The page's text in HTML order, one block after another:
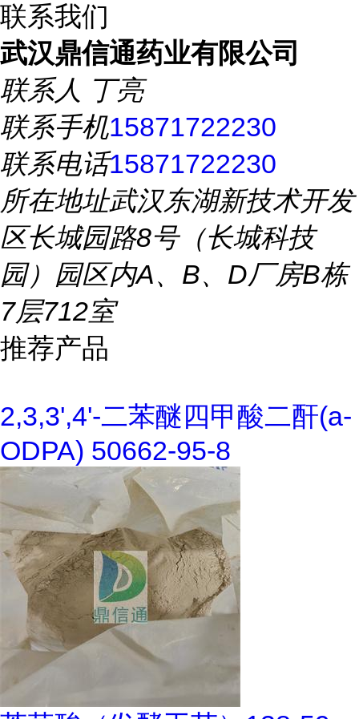
联系我们
武汉鼎信通药业有限公司
联系人 丁亮
联系手机15871722230
联系电话15871722230
所在地址武汉东湖新技术开发
区长城园路8号（长城科技
园）园区内A、B、D厂房B栋
7层712室
推荐产品
2,3,3',4'-二苯醚四甲酸二酐(a-
ODPA) 50662-95-8